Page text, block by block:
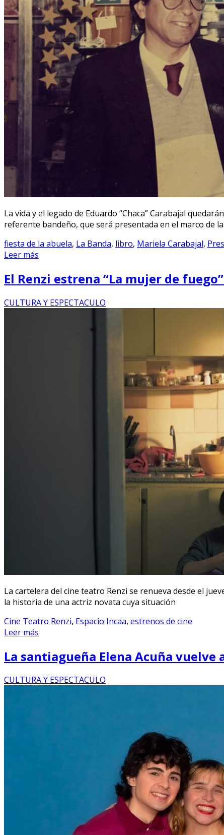
La vida y el legado de Eduardo “Chaca” Carabajal
referente bandeño, que será presentada en el marco de la
fiesta de la abuela, La Banda, libro, Mariela Carabajal,
Leer más
El Renzi estrena “La mujer de
CULTURA Y ESPECTACULO
La cartelera del cine teatro Renzi se renueva desde el
la historia de una actriz novata cuya situación
Cine Teatro Renzi, Espacio Incaa, estrenos de cine
Leer más
La santiagueña Elena Acuña
CULTURA Y ESPECTACULO